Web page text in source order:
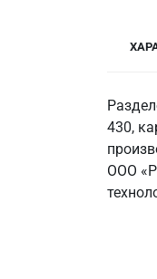
430,
ООО